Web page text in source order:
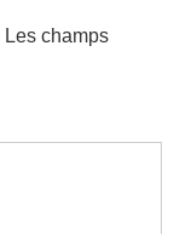
Les champs